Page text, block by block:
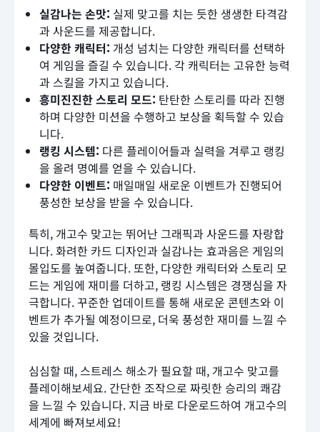
실감나는 손맛: 실제 맞고를 치는 듯한 생생한 타격감
과 사운드를 제공합니다.
다양한 캐릭터: 개성 넘치는 다양한 캐릭터를 선택하
여 게임을 즐길 수 있습니다. 각 캐릭터는 고유한 능력
과 스킬을 가지고 있습니다.
흥미진진한 스토리 모드: 탄탄한 스토리를 따라 진행
하며 다양한 미션을 수행하고 보상을 획득할 수 있습
니다.
랭킹 시스템: 다른 플레이어들과 실력을 겨루고 랭킹
을 올려 명예를 얻을 수 있습니다.
다양한 이벤트: 매일매일 새로운 이벤트가 진행되어
풍성한 보상을 받을 수 있습니다.
특히, 개고수 맞고는 뛰어난 그래픽과 사운드를 자랑합
니다. 화려한 카드 디자인과 실감나는 효과음은 게임의
몰입도를 높여줍니다. 또한, 다양한 캐릭터와 스토리 모
드는 게임에 재미를 더하고, 랭킹 시스템은 경쟁심을 자
극합니다. 꾸준한 업데이트를 통해 새로운 콘텐츠와 이
벤트가 추가될 예정이므로, 더욱 풍성한 재미를 느낄 수
있을 것입니다.
심심할 때, 스트레스 해소가 필요할 때, 개고수 맞고를
플레이해보세요. 간단한 조작으로 짜릿한 승리의 쾌감
을 느낄 수 있습니다. 지금 바로 다운로드하여 개고수의
세계에 빠져보세요!